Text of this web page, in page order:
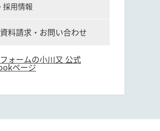
採用情報
資料請求・お問い合わせ